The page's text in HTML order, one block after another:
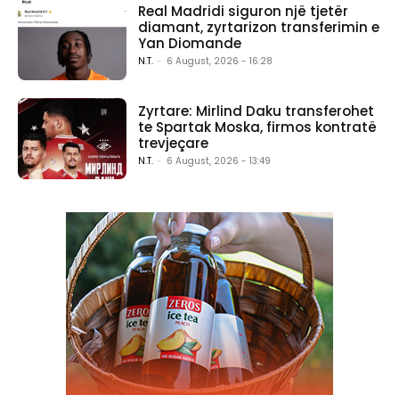
Real Madridi siguron një tjetër
diamant, zyrtarizon transferimin e
Yan Diomande
N.T. - 6 August, 2026 - 16:28
Zyrtare: Mirlind Daku transferohet
te Spartak Moska, firmos kontratë
trevjeçare
N.T. - 6 August, 2026 - 13:49